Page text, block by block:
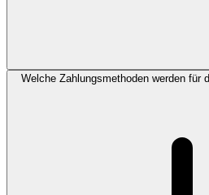
Welche Zahlungsmethoden werden für